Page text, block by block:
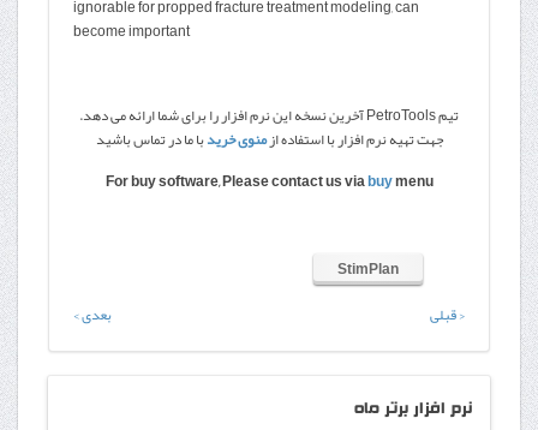
ignorable for propped fracture treatment modeling, can
become important
تیم PetroTools آخرین نسخه این نرم افزار را برای شما ارائه می دهد.
جهت تهیه نرم افزار با استفاده ازمنوی خریدبا ما در تماس باشید
For buy software, Please contact us viabuymenu
StimPlan
< قبلی
بعدی >
نرم افزار برتر ماه